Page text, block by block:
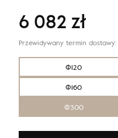
Φ120
Φ160
Φ300
6 082 zł
Przewidywany termin dostawy: